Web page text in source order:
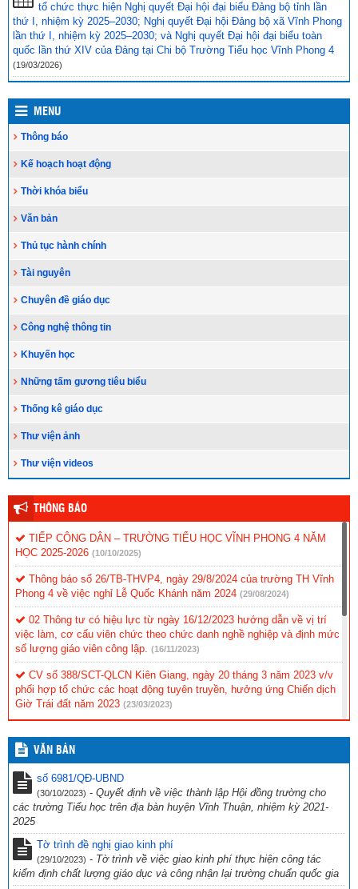
Đẩy nhanh tiến độ thi công “Công trình xây nhà khuyến học năm
2023” tặng học sinh nghèo vượt khó học giỏi hiện chưa có nhà
ở(10/08/2023)
tổ chức thực hiện Nghị quyết Đại hội đại biểu Đảng bộ tỉnh lần
thứ I, nhiệm kỳ 2025–2030; Nghị quyết Đại hội Đảng bộ xã Vĩnh Phong
lần thứ I, nhiệm kỳ 2025–2030; và Nghị quyết Đại hội đại biểu toàn
quốc lần thứ XIV của Đảng tại Chi bộ Trường Tiểu học Vĩnh Phong 4
(19/03/2026)
MENU
Thông báo
Kế hoạch hoạt động
Thời khóa biểu
Văn bản
Thủ tục hành chính
Tài nguyên
Chuyên đề giáo dục
Công nghệ thông tin
Khuyến học
Những tấm gương tiêu biểu
Thống kê giáo dục
Thư viện ảnh
Thư viện videos
THÔNG BÁO
TIẾP CÔNG DÂN – TRƯỜNG TIỂU HỌC VĨNH PHONG 4 NĂM
HỌC 2025-2026 (10/10/2025)
Thông báo số 26/TB-THVP4, ngày 29/8/2024 của trường TH Vĩnh
Phong 4 về việc nghỉ Lễ Quốc Khánh năm 2024 (29/08/2024)
02 Thông tư có hiệu lực từ ngày 16/12/2023 hướng dẫn về vị trí
việc làm, cơ cấu viên chức theo chức danh nghề nghiệp và định mức
số lượng giáo viên công lập. (16/11/2023)
CV số 388/SCT-QLCN Kiên Giang, ngày 20 tháng 3 năm 2023 v/v
phối hợp tổ chức các hoạt động tuyên truyền, hưởng ứng Chiến dịch
Giờ Trái đất năm 2023 (23/03/2023)
Chính phủ Võ Văn Kiệt”
CV 1736/UBND-NC CỦA UBND TỈNH KIÊN GIANG NGÀY
23/9/2022 VỀ VIỆC THỰC HIỆN CÔNG TÁC PHÒNG, CHỐNG TỘI
PHẠM SỬ DỤNG CÔNG NGHỆ CAO.
(29/09/2022)
CV số 2870/SGDĐT-VP, Kiên Giang ngày 26/9/2022 của Sở Giáo
dục & Đào tạo Kiên Giang về việc chủ động ứng phó với bão số 4
năm 2022 (27/09/2022)
Công văn số 234/PGDĐT, ngày 16 tháng 9 năm 2022 của phòng
VĂN BẢN
số 6981/QĐ-UBND
(30/10/2023) - Quyết định về việc thành lập Hội đồng trường cho
các trường Tiểu học trên địa bàn huyện Vĩnh Thuận, nhiệm kỳ 2021-
2025
Tờ trình đề nghị giao kinh phí
(29/10/2023) - Tờ trình về việc giao kinh phí thực hiện công tác
kiểm định chất lượng giáo dục và công nhận lại trường chuẩn quốc gia